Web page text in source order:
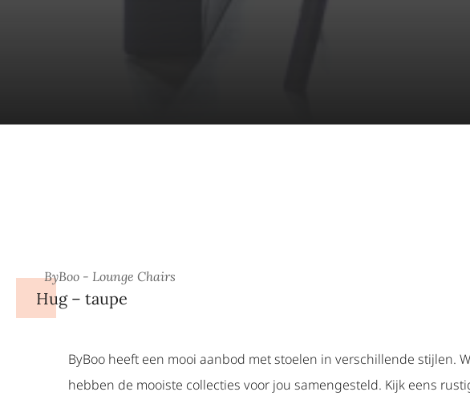
ByBoo - Lounge Chairs
Hug – taupe
ByBoo heeft een mooi aanbod met stoelen in verschillende stijlen.
hebben de mooiste collecties voor jou samengesteld. Kijk eens